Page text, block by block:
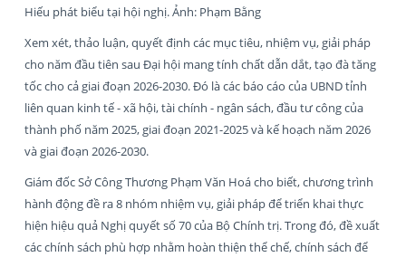
Hiếu phát biểu tại hội nghị. Ảnh: Phạm Bằng
Xem xét, thảo luận, quyết định các mục tiêu, nhiệm vụ, giải pháp
cho năm đầu tiên sau Đại hội mang tính chất dẫn dắt, tạo đà tăng
tốc cho cả giai đoạn 2026-2030. Đó là các báo cáo của UBND tỉnh
liên quan kinh tế - xã hội, tài chính - ngân sách, đầu tư công của
thành phố năm 2025, giai đoạn 2021-2025 và kế hoạch năm 2026
và giai đoạn 2026-2030.
Giám đốc Sở Công Thương Phạm Văn Hoá cho biết, chương trình
hành động đề ra 8 nhóm nhiệm vụ, giải pháp để triển khai thực
hiện hiệu quả Nghị quyết số 70 của Bộ Chính trị. Trong đó, đề xuất
các chính sách phù hợp nhằm hoàn thiện thể chế, chính sách để